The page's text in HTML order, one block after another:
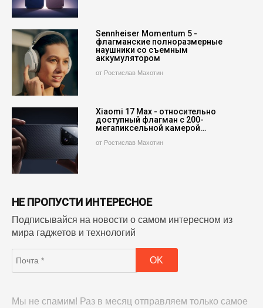
Sennheiser Momentum 5 -
флагманские полноразмерные
наушники со съемным
аккумулятором
от Ростислав Махотин
Xiaomi 17 Max - относительно
доступный флагман с 200-
мегапиксельной камерой…
от Ростислав Махотин
НЕ ПРОПУСТИ ИНТЕРЕСНОЕ
Подписывайся на новости о самом интересном из
мира гаджетов и технологий
Мы не спамим! Раз в месяц отправляем только самое